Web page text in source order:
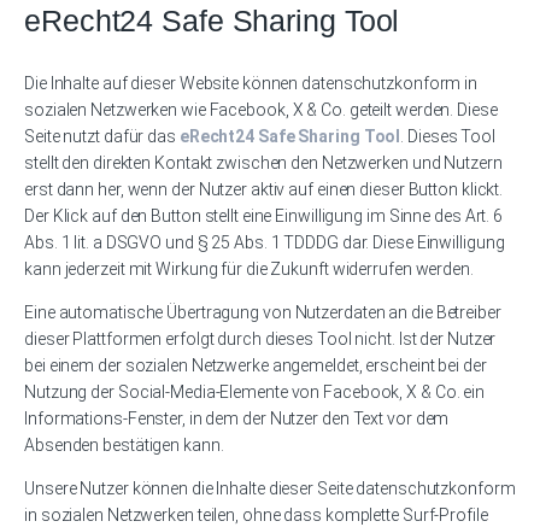
eRecht24 Safe Sharing Tool
Die Inhalte auf dieser Website können datenschutzkonform in
sozialen Netzwerken wie Facebook, X & Co. geteilt werden. Diese
Seite nutzt dafür das eRecht24 Safe Sharing Tool . Dieses Tool
stellt den direkten Kontakt zwischen den Netzwerken und Nutzern
erst dann her, wenn der Nutzer aktiv auf einen dieser Button klickt.
Der Klick auf den Button stellt eine Einwilligung im Sinne des Art. 6
Abs. 1 lit. a DSGVO und § 25 Abs. 1 TDDDG dar. Diese Einwilligung
kann jederzeit mit Wirkung für die Zukunft widerrufen werden.
Eine automatische Übertragung von Nutzerdaten an die Betreiber
dieser Plattformen erfolgt durch dieses Tool nicht. Ist der Nutzer
bei einem der sozialen Netzwerke angemeldet, erscheint bei der
Nutzung der Social-Media-Elemente von Facebook, X & Co. ein
Informations-Fenster, in dem der Nutzer den Text vor dem
Absenden bestätigen kann.
Unsere Nutzer können die Inhalte dieser Seite datenschutzkonform
in sozialen Netzwerken teilen, ohne dass komplette Surf-Profile